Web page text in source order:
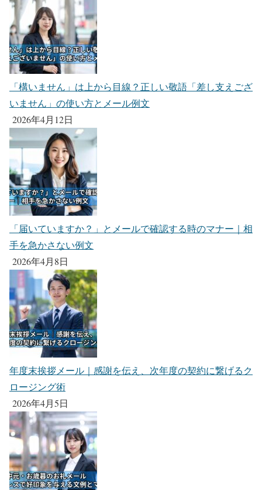
「構いません」は上から目線？正しい敬語「差し支えござ
いません」の使い方とメール例文
2026年4月12日
「届いていますか？」とメールで確認する時のマナー｜相
手を急かさない例文
2026年4月8日
年度末挨拶メール｜感謝を伝え、次年度の契約に繋げるク
ロージング術
2026年4月5日